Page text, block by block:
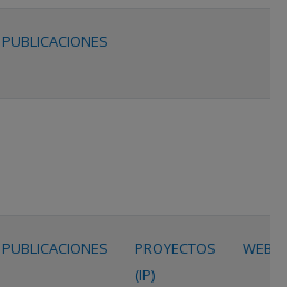
PUBLICACIONES
PUBLICACIONES
PROYECTOS
(IP)
WEB